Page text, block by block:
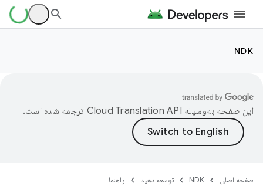
NDK
این صفحه به‌وسیله ترجمه شده است.
صفحه اصلی NDK توسعه دهید راهنما